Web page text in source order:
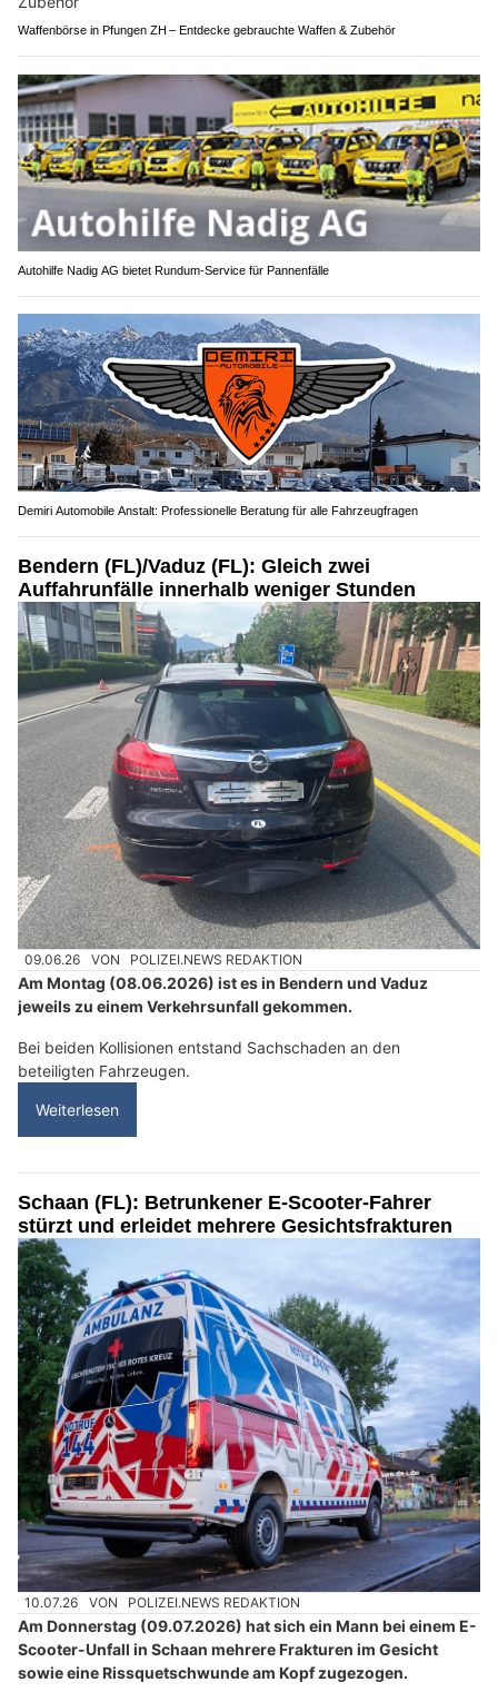
Waffenbörse in Pfungen ZH – Entdecke gebrauchte Waffen & Zubehör
Autohilfe Nadig AG bietet Rundum‑Service für Pannenfälle
Demiri Automobile Anstalt: Professionelle Beratung für alle Fahrzeugfragen
Bendern (FL)/Vaduz (FL): Gleich zwei
Auffahrunfälle innerhalb weniger Stunden
09.06.26 VON POLIZEI.NEWS REDAKTION
Am Montag (08.06.2026) ist es in Bendern und Vaduz
jeweils zu einem Verkehrsunfall gekommen.
Bei beiden Kollisionen entstand Sachschaden an den
beteiligten Fahrzeugen.
Weiterlesen
Schaan (FL): Betrunkener E-Scooter-Fahrer
stürzt und erleidet mehrere Gesichtsfrakturen
10.07.26 VON POLIZEI.NEWS REDAKTION
Am Donnerstag (09.07.2026) hat sich ein Mann bei einem E-
Scooter-Unfall in Schaan mehrere Frakturen im Gesicht
sowie eine Rissquetschwunde am Kopf zugezogen.